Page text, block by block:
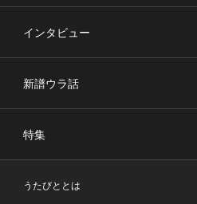
インタビュー
新譜ウラ話
特集
うたびととは